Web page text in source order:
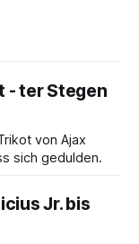
- ter Stegen
von Ajax
sich gedulden.
Jr. bis